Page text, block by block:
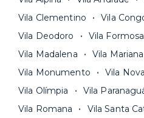
Vila Clementino
Vila
Vila Deodoro
Vila Formosa
Vila Madalena
Vila Mariana
Vila Monumento
Vila
Vila Olímpia
Vila
Vila Romana
Vila Santa